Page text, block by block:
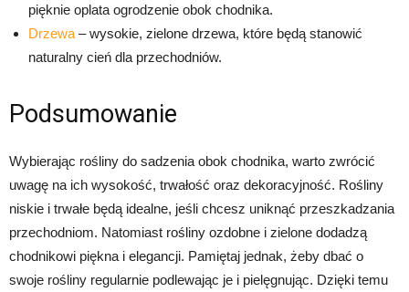
pięknie oplata ogrodzenie obok chodnika.
Drzewa – wysokie, zielone drzewa, które będą stanowić
naturalny cień dla przechodniów.
Podsumowanie
Wybierając rośliny do sadzenia obok chodnika, warto zwrócić
uwagę na ich wysokość, trwałość oraz dekoracyjność. Rośliny
niskie i trwałe będą idealne, jeśli chcesz uniknąć przeszkadzania
przechodniom. Natomiast rośliny ozdobne i zielone dodadzą
chodnikowi piękna i elegancji. Pamiętaj jednak, żeby dbać o
swoje rośliny regularnie podlewając je i pielęgnując. Dzięki temu